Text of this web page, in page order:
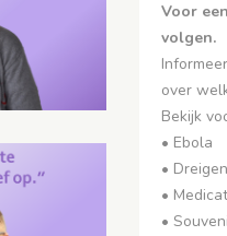
Voor
volgen.
over
Bekijk
• Ebola
•
•
•